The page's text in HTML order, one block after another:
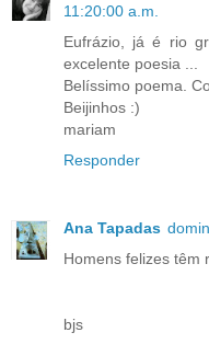
11:20:00 a.m.
Eufrázio, já é rio
excelente poesia ...
Belíssimo poema.
Beijinhos :)
mariam
Responder
Ana Tapadas
Homens felizes têm
bjs